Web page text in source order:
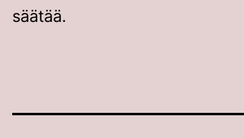
säätää.